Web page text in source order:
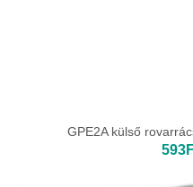
GPE2A külső
593